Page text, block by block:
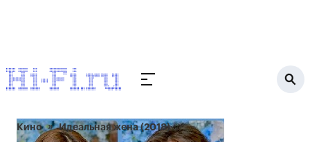
Кино Идеальная жена (2018)